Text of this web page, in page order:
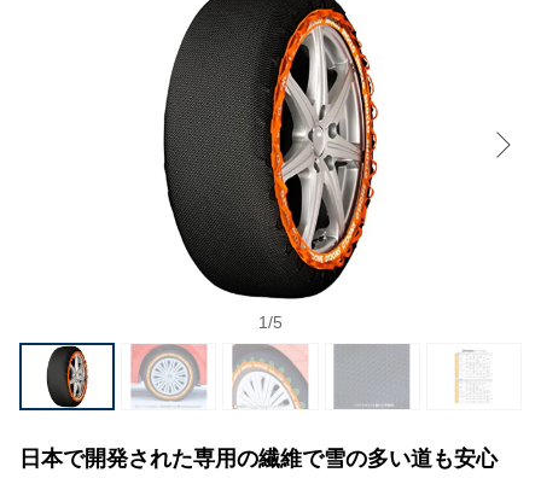
1/5
日本で開発された専用の繊維で雪の多い道も安心